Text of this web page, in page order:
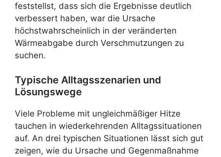
feststellst, dass sich die Ergebnisse deutlich
verbessert haben, war die Ursache
höchstwahrscheinlich in der veränderten
Wärmeabgabe durch Verschmutzungen zu
suchen.
Typische Alltagsszenarien und
Lösungswege
Viele Probleme mit ungleichmäßiger Hitze
tauchen in wiederkehrenden Alltagssituationen
auf. An drei typischen Situationen lässt sich gut
zeigen, wie du Ursache und Gegenmaßnahme